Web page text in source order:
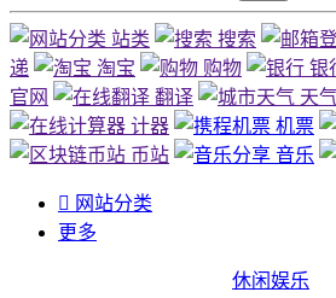
站类 搜索
递
淘宝 购物 银
官网
翻译 天气
计器
机票
币站
音乐
 网站分类
更多
休闲娱乐